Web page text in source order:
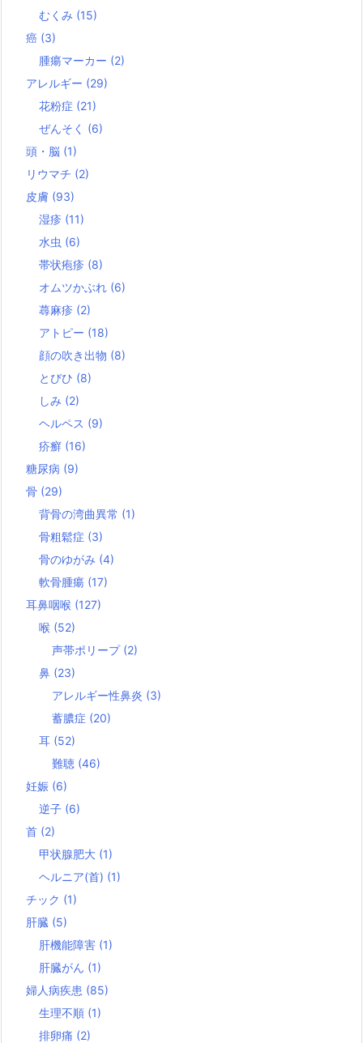
むくみ (15)
癌 (3)
腫瘍マーカー (2)
アレルギー (29)
花粉症 (21)
ぜんそく (6)
頭・脳 (1)
リウマチ (2)
皮膚 (93)
湿疹 (11)
水虫 (6)
帯状疱疹 (8)
オムツかぶれ (6)
蕁麻疹 (2)
アトピー (18)
顔の吹き出物 (8)
とびひ (8)
しみ (2)
ヘルペス (9)
疥癬 (16)
糖尿病 (9)
骨 (29)
背骨の湾曲異常 (1)
骨粗鬆症 (3)
骨のゆがみ (4)
軟骨腫瘍 (17)
耳鼻咽喉 (127)
喉 (52)
声帯ポリープ (2)
鼻 (23)
アレルギー性鼻炎 (3)
蓄膿症 (20)
耳 (52)
難聴 (46)
妊娠 (6)
逆子 (6)
首 (2)
甲状腺肥大 (1)
ヘルニア(首) (1)
チック (1)
肝臓 (5)
肝機能障害 (1)
肝臓がん (1)
婦人病疾患 (85)
生理不順 (1)
排卵痛 (2)